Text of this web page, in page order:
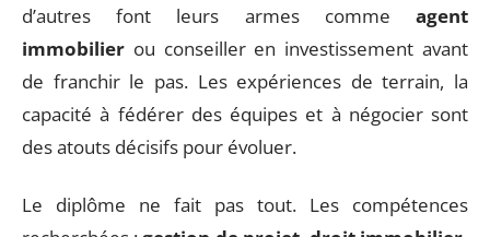
d’autres font leurs armes comme agent
immobilier ou conseiller en investissement avant
de franchir le pas. Les expériences de terrain, la
capacité à fédérer des équipes et à négocier sont
des atouts décisifs pour évoluer.
Le diplôme ne fait pas tout. Les compétences